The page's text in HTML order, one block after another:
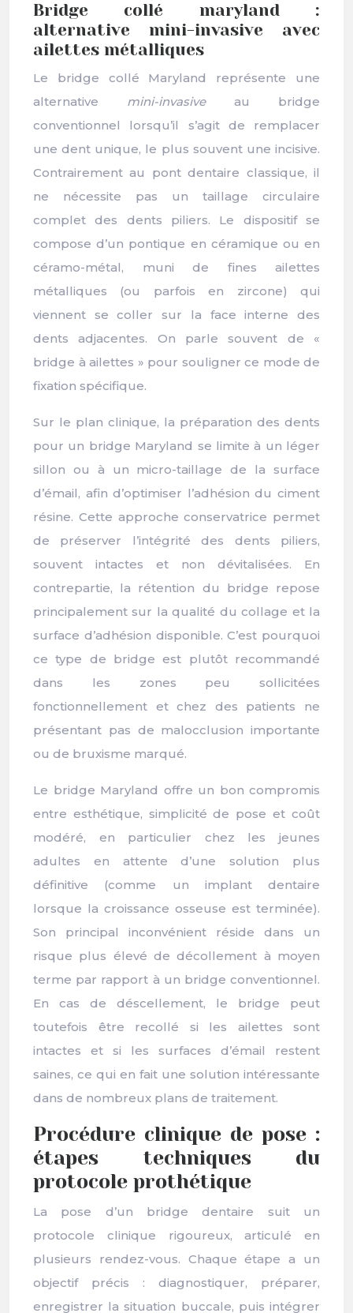
Bridge collé maryland :
alternative mini-invasive avec
ailettes métalliques
Le bridge collé Maryland représente une
alternative mini-invasiveau bridge
conventionnel lorsqu’il s’agit de remplacer
une dent unique, le plus souvent une incisive.
Contrairement au pont dentaire classique, il
ne nécessite pas un taillage circulaire
complet des dents piliers. Le dispositif se
compose d’un pontique en céramique ou en
céramo-métal, muni de fines ailettes
métalliques (ou parfois en zircone) qui
viennent se coller sur la face interne des
dents adjacentes. On parle souvent de «
bridge à ailettes » pour souligner ce mode de
fixation spécifique.
Sur le plan clinique, la préparation des dents
pour un bridge Maryland se limite à un léger
sillon ou à un micro-taillage de la surface
d’émail, afin d’optimiser l’adhésion du ciment
résine. Cette approche conservatrice permet
de préserver l’intégrité des dents piliers,
souvent intactes et non dévitalisées. En
contrepartie, la rétention du bridge repose
principalement sur la qualité du collage et la
surface d’adhésion disponible. C’est pourquoi
ce type de bridge est plutôt recommandé
dans les zones peu sollicitées
fonctionnellement et chez des patients ne
présentant pas de malocclusion importante
ou de bruxisme marqué.
Le bridge Maryland offre un bon compromis
entre esthétique, simplicité de pose et coût
modéré, en particulier chez les jeunes
adultes en attente d’une solution plus
définitive (comme un implant dentaire
lorsque la croissance osseuse est terminée).
Son principal inconvénient réside dans un
risque plus élevé de décollement à moyen
terme par rapport à un bridge conventionnel.
En cas de déscellement, le bridge peut
toutefois être recollé si les ailettes sont
intactes et si les surfaces d’émail restent
saines, ce qui en fait une solution intéressante
dans de nombreux plans de traitement.
Procédure clinique de pose :
étapes techniques du
protocole prothétique
La pose d’un bridge dentaire suit un
protocole clinique rigoureux, articulé en
plusieurs rendez-vous. Chaque étape a un
objectif précis : diagnostiquer, préparer,
enregistrer la situation buccale, puis intégrer